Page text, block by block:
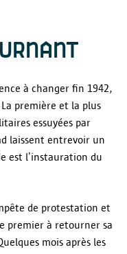
à changer fin 1942,
première et la plus
essuyées par
laissent entrevoir un
est l’instauration du
de protestation et
premier à retourner sa
mois après les